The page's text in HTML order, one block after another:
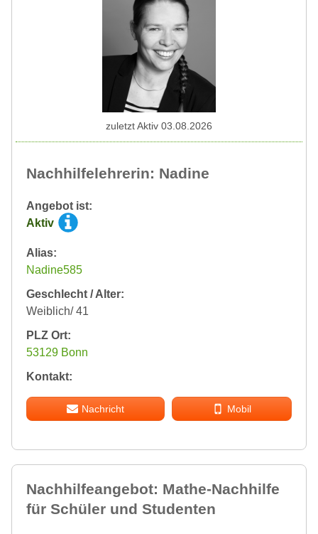
Nachhilfelehrerin: Nadine
Angebot ist:
Aktiv
Alias:
Nadine585
Geschlecht / Alter:
Weiblich/ 41
PLZ Ort:
53129 Bonn
Kontakt:
Nachricht Mobil
zuletzt Aktiv 03.08.2026
Nachhilfeangebot: Mathe-Nachhilfe
für Schüler und Studenten